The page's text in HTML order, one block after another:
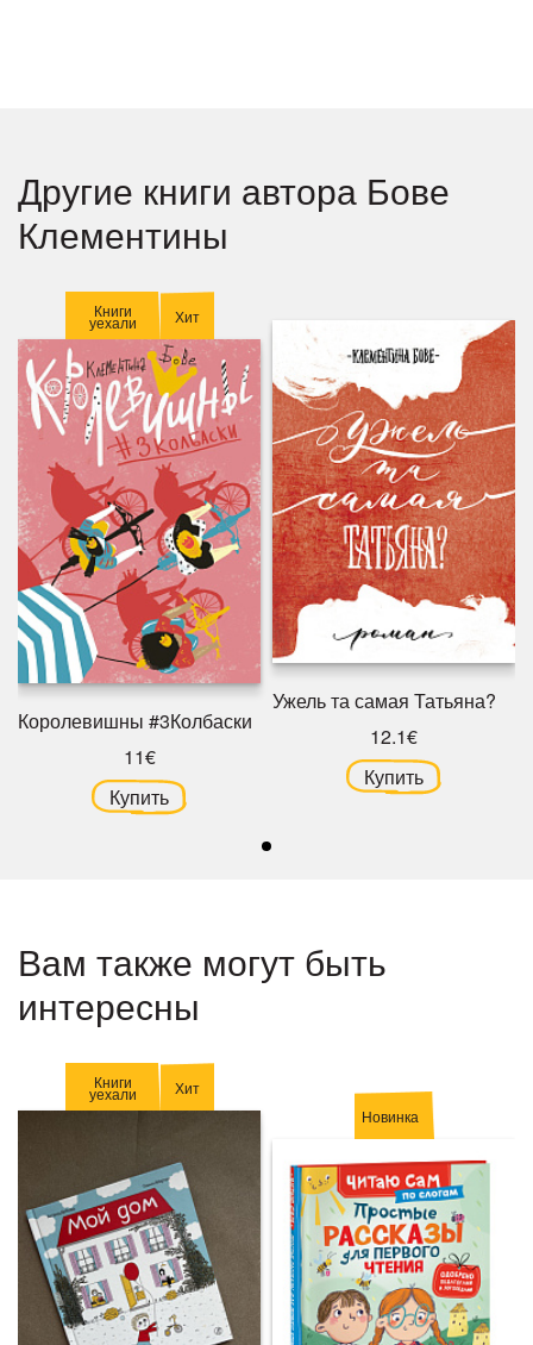
Другие книги автора Бове
Клементины
Книги
уехали Хит
Королевишны #3Колбаски
11€
Купить
Ужель та самая Татьяна?
12.1€
Купить
Вам также могут быть
интересны
Книги
уехали Хит
Новинка